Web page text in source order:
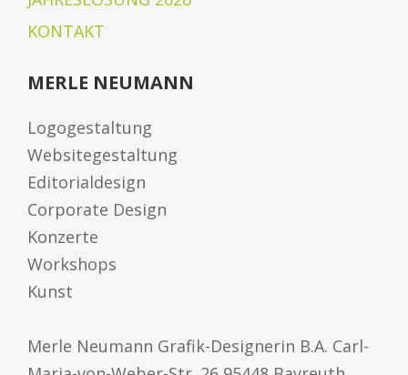
KONTAKT
MERLE NEUMANN
Logogestaltung
Websitegestaltung
Editorialdesign
Corporate Design
Konzerte
Workshops
Kunst
Merle Neumann Grafik-Designerin B.A. Carl-